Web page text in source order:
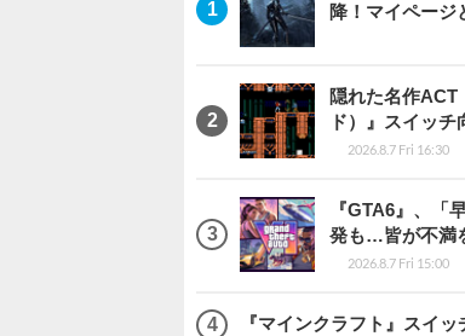
降！マイページ
隠れた名作
ド）』スイッ
2026.8.7 Fri 16:30
『GTA6』、「
発も…皆が不満
2026.8.7 Fri 15:00
『マインクラフト』スイ